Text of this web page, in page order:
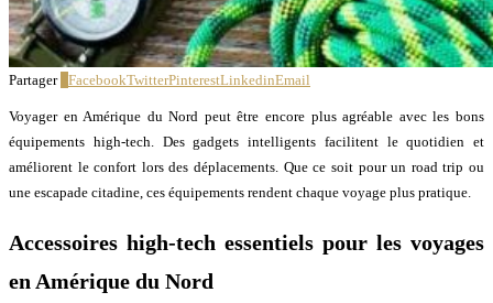
Partager FacebookTwitterPinterestLinkedinEmail
Voyager en Amérique du Nord peut être encore plus agréable avec les bons
équipements high-tech. Des gadgets intelligents facilitent le quotidien et
améliorent le confort lors des déplacements. Que ce soit pour un road trip ou
une escapade citadine, ces équipements rendent chaque voyage plus pratique.
Accessoires high-tech essentiels pour les voyages
en Amérique du Nord